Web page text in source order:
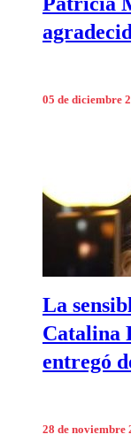
05 de diciembre
La
Catalina
entregó
28 de noviembre